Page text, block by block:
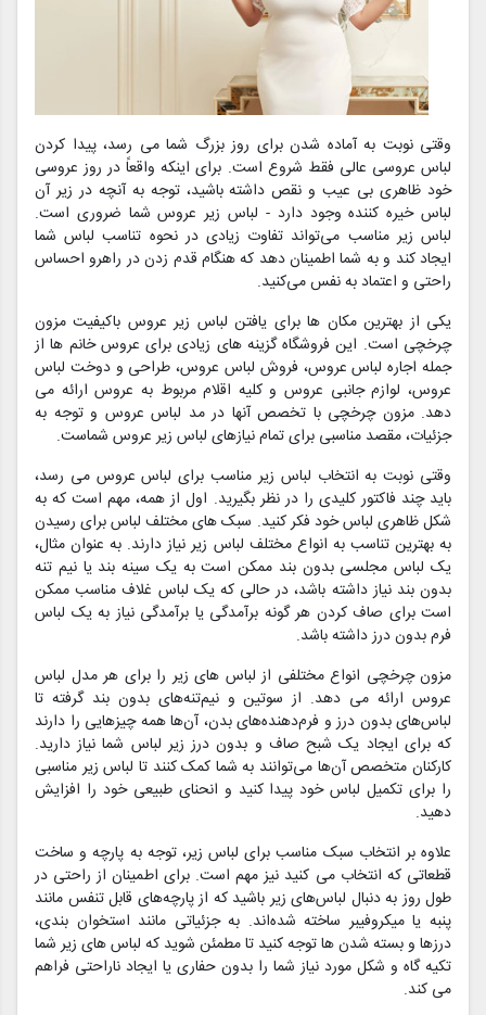
وقتی نوبت به آماده شدن برای روز بزرگ شما می رسد، پیدا کردن
لباس عروسی عالی فقط شروع است. برای اینکه واقعاً در روز عروسی
خود ظاهری بی عیب و نقص داشته باشید، توجه به آنچه در زیر آن
لباس خیره کننده وجود دارد - لباس زیر عروس شما ضروری است.
لباس زیر مناسب می‌تواند تفاوت زیادی در نحوه تناسب لباس شما
ایجاد کند و به شما اطمینان دهد که هنگام قدم زدن در راهرو احساس
راحتی و اعتماد به نفس می‌کنید.
یکی از بهترین مکان ها برای یافتن لباس زیر عروس باکیفیت مزون
چرخچی است. این فروشگاه گزینه های زیادی برای عروس خانم ها از
جمله اجاره لباس عروس، فروش لباس عروس، طراحی و دوخت لباس
عروس، لوازم جانبی عروس و کلیه اقلام مربوط به عروس ارائه می
دهد. مزون چرخچی با تخصص آنها در مد لباس عروس و توجه به
جزئیات، مقصد مناسبی برای تمام نیازهای لباس زیر عروس شماست.
وقتی نوبت به انتخاب لباس زیر مناسب برای لباس عروس می رسد،
باید چند فاکتور کلیدی را در نظر بگیرید. اول از همه، مهم است که به
شکل ظاهری لباس خود فکر کنید. سبک های مختلف لباس برای رسیدن
به بهترین تناسب به انواع مختلف لباس زیر نیاز دارند. به عنوان مثال،
یک لباس مجلسی بدون بند ممکن است به یک سینه بند یا نیم تنه
بدون بند نیاز داشته باشد، در حالی که یک لباس غلاف مناسب ممکن
است برای صاف کردن هر گونه برآمدگی یا برآمدگی نیاز به یک لباس
فرم بدون درز داشته باشد.
مزون چرخچی انواع مختلفی از لباس های زیر را برای هر مدل لباس
عروس ارائه می دهد. از سوتین و نیم‌تنه‌های بدون بند گرفته تا
لباس‌های بدون درز و فرم‌دهنده‌های بدن، آن‌ها همه چیزهایی را دارند
که برای ایجاد یک شبح صاف و بدون درز زیر لباس شما نیاز دارید.
کارکنان متخصص آن‌ها می‌توانند به شما کمک کنند تا لباس زیر مناسبی
را برای تکمیل لباس خود پیدا کنید و انحنای طبیعی خود را افزایش
دهید.
علاوه بر انتخاب سبک مناسب برای لباس زیر، توجه به پارچه و ساخت
قطعاتی که انتخاب می کنید نیز مهم است. برای اطمینان از راحتی در
طول روز به دنبال لباس‌های زیر باشید که از پارچه‌های قابل تنفس مانند
پنبه یا میکروفیبر ساخته شده‌اند. به جزئیاتی مانند استخوان بندی،
درزها و بسته شدن ها توجه کنید تا مطمئن شوید که لباس های زیر شما
تکیه گاه و شکل مورد نیاز شما را بدون حفاری یا ایجاد ناراحتی فراهم
می کند.